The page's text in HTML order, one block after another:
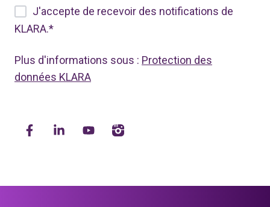
J'accepte de recevoir des notifications de
KLARA.*
Plus d'informations sous : Protection des
données KLARA